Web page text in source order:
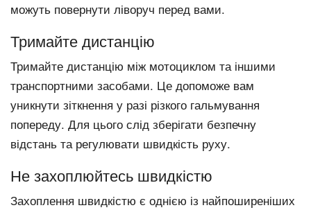
можуть повернути ліворуч перед вами.
Тримайте дистанцію
Тримайте дистанцію між мотоциклом та іншими
транспортними засобами. Це допоможе вам
уникнути зіткнення у разі різкого гальмування
попереду. Для цього слід зберігати безпечну
відстань та регулювати швидкість руху.
Не захоплюйтесь швидкістю
Захоплення швидкістю є однією із найпоширеніших